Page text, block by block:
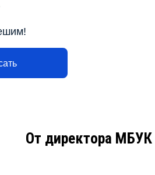
От директора МБУК